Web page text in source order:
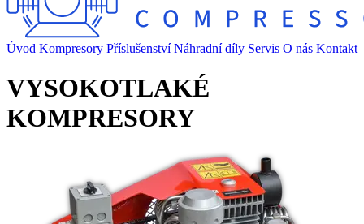
Úvod Kompresory Příslušenství Náhradní díly Servis O nás Kontakt
VYSOKOTLAKÉ
KOMPRESORY